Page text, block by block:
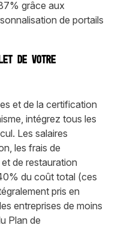
grâce aux
de portails
de votre
et de la certification
intégrez tous les
Les salaires
les frais de
de restauration
du coût total (ces
pris en
entreprises de moins
Plan de